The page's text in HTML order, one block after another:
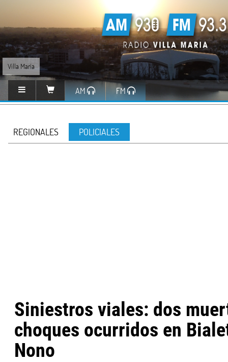
Villa María
AM FM
REGIONALES POLICIALES
Siniestros viales: dos
choques ocurridos en
Nono